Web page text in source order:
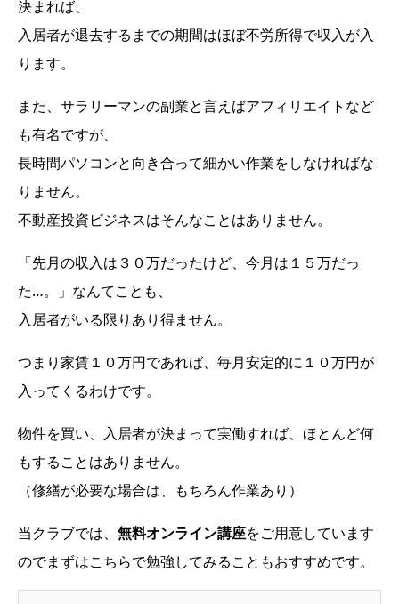
決まれば、
入居者が退去するまでの期間はほぼ不労所得で収入が入
ります。
また、サラリーマンの副業と言えばアフィリエイトなど
も有名ですが、
長時間パソコンと向き合って細かい作業をしなければな
りません。
不動産投資ビジネスはそんなことはありません。
「先月の収入は３０万だったけど、今月は１５万だっ
た…。」なんてことも、
入居者がいる限りあり得ません。
つまり家賃１０万円であれば、毎月安定的に１０万円が
入ってくるわけです。
物件を買い、入居者が決まって実働すれば、ほとんど何
もすることはありません。
（修繕が必要な場合は、もちろん作業あり）
当クラブでは、 無料オンライン講座をご用意しています
のでまずはこちらで勉強してみることもおすすめです。